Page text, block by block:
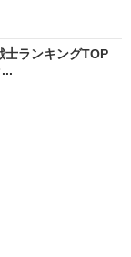
士ランキングTOP